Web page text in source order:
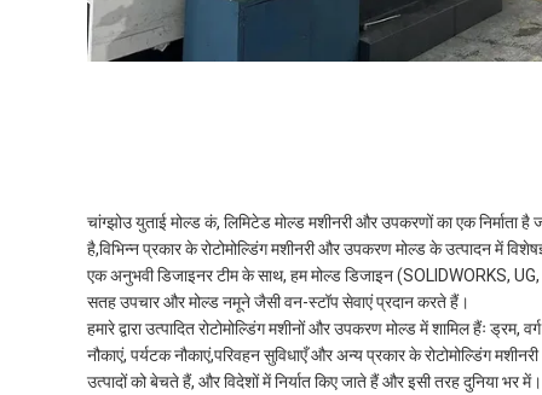
चांग्झोउ युताई मोल्ड कं, लिमिटेड मोल्ड मशीनरी और उपकरणों का एक निर्माता है
है,विभिन्न प्रकार के रोटोमोल्डिंग मशीनरी और उपकरण मोल्ड के उत्पादन में
एक अनुभवी डिजाइनर टीम के साथ, हम मोल्ड डिजाइन (SOLIDWORKS,
सतह उपचार और मोल्ड नमूने जैसी वन-स्टॉप सेवाएं प्रदान करते हैं।
हमारे द्वारा उत्पादित रोटोमोल्डिंग मशीनों और उपकरण मोल्ड में शामिल हैंः
नौकाएं, पर्यटक नौकाएं,परिवहन सुविधाएँ और अन्य प्रकार के रोटोमोल्डिंग
उत्पादों को बेचते हैं, और विदेशों में निर्यात किए जाते हैं और इसी तरह दुनिया भर में।